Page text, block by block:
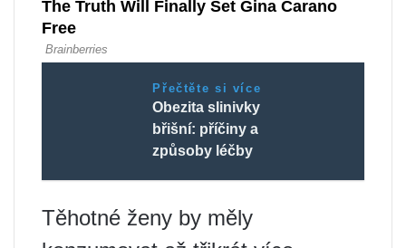
Přečtěte si více
Obezita slinivky
břišní: příčiny a
způsoby léčby
Těhotné ženy by měly